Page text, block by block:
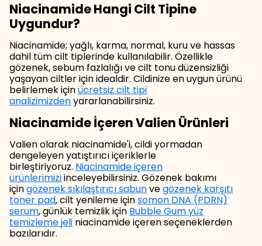
Niacinamide Hangi Cilt Tipine
Uygundur?
Niacinamide; yağlı, karma, normal, kuru ve hassas
dahil tüm cilt tiplerinde kullanılabilir. Özellikle
gözenek, sebum fazlalığı ve cilt tonu düzensizliği
yaşayan ciltler için idealdir. Cildinize en uygun ürünü
belirlemek içinücretsiz cilt tipi
analizimizdenyararlanabilirsiniz.
Niacinamide İçeren Valien Ürünleri
Valien olarak niacinamide'i, cildi yormadan
dengeleyen yatıştırıcı içeriklerle
birleştiriyoruz. Niacinamide içeren
ürünlerimiziinceleyebilirsiniz. Gözenek bakımı
içingözenek sıkılaştırıcı sabunvegözenek karşıtı
toner pad, cilt yenileme içinsomon DNA (PDRN)
serum, günlük temizlik için Bubble Gum yüz
temizleme jeli niacinamide içeren seçeneklerden
bazılarıdır.